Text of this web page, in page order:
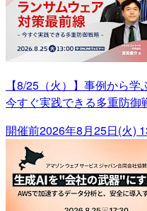
【8/25（火）】事例から
今すぐ実践できる多重防御
開催前2026年8月25日(火)